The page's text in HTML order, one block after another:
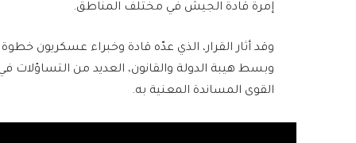
إمرة قادة الجيش في مختلف المناطق.
وقد أثار القرار، الذي عدّه قادة وخبراء عسكريون
وبسط هيبة الدولة والقانون، العديد من التساؤلات
القوى المساندة المعنية به.